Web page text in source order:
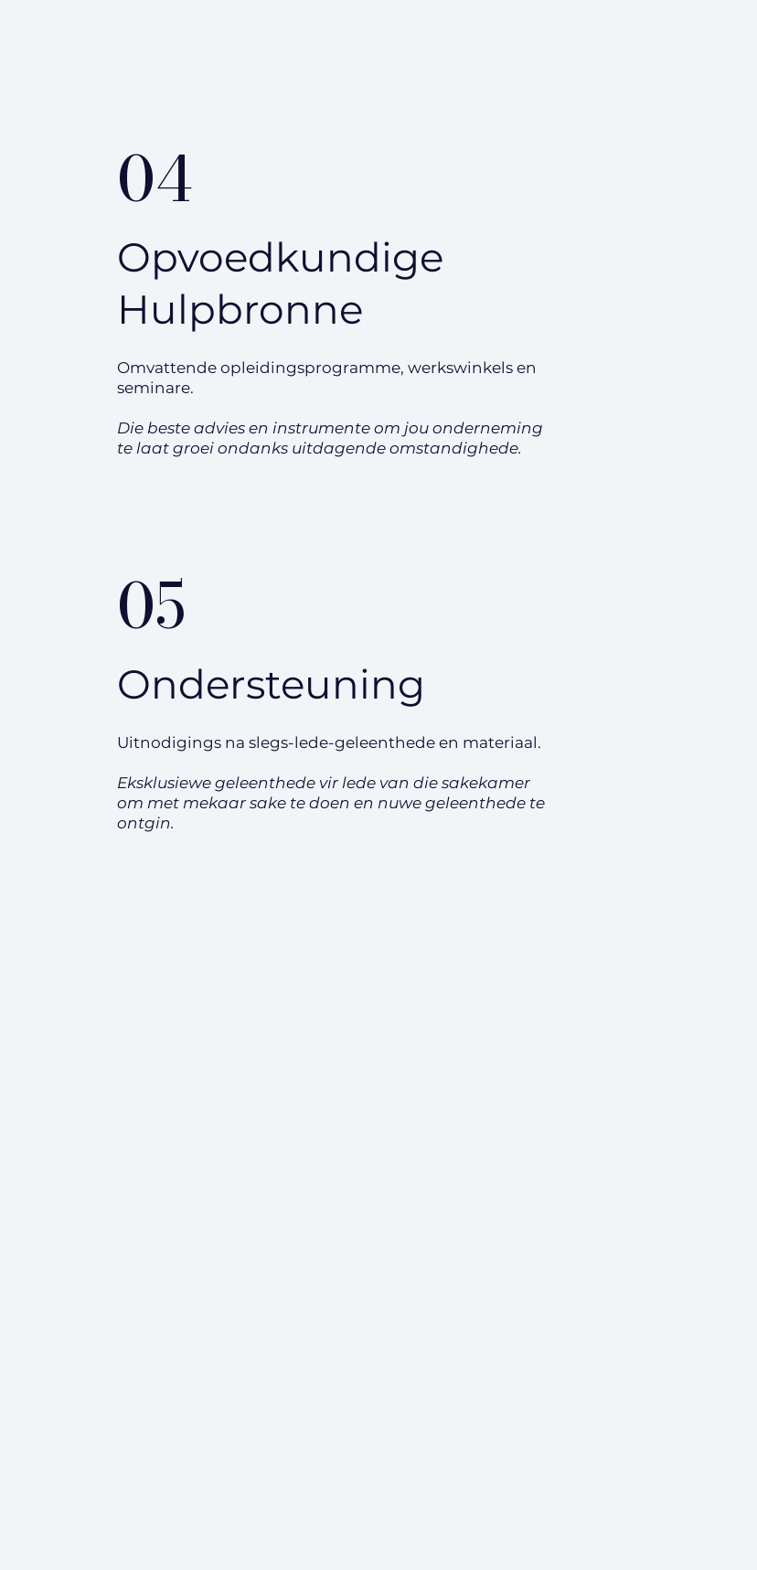
04
Opvoedkundige
Hulpbronne
Omvattende opleidingsprogramme, werkswinkels en
seminare.
Die beste advies en instrumente om jou onderneming
te laat groei ondanks uitdagende omstandighede.
05
Ondersteuning
Uitnodigings na slegs-lede-geleenthede en materiaal.
Eksklusiewe geleenthede vir lede van die sakekamer
om met mekaar sake te doen en nuwe geleenthede te
ontgin.